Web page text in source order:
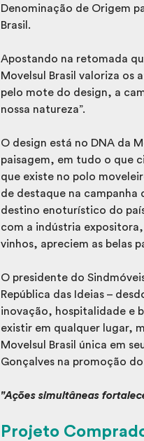
Denominação de Origem
Brasil.
Apostando na retomada
Movelsul Brasil valoriza os
pelo mote do design, a
nossa natureza”.
O design está no DNA da
paisagem, em tudo o que
que existe no polo
de destaque na
destino enoturístico do
com a indústria
vinhos, apreciem as belas
O presidente do
República das Ideias –
inovação, hospitalidade e
existir em qualquer lugar,
Movelsul Brasil única em
Gonçalves na promoção
"Ações simultâneas
Projeto